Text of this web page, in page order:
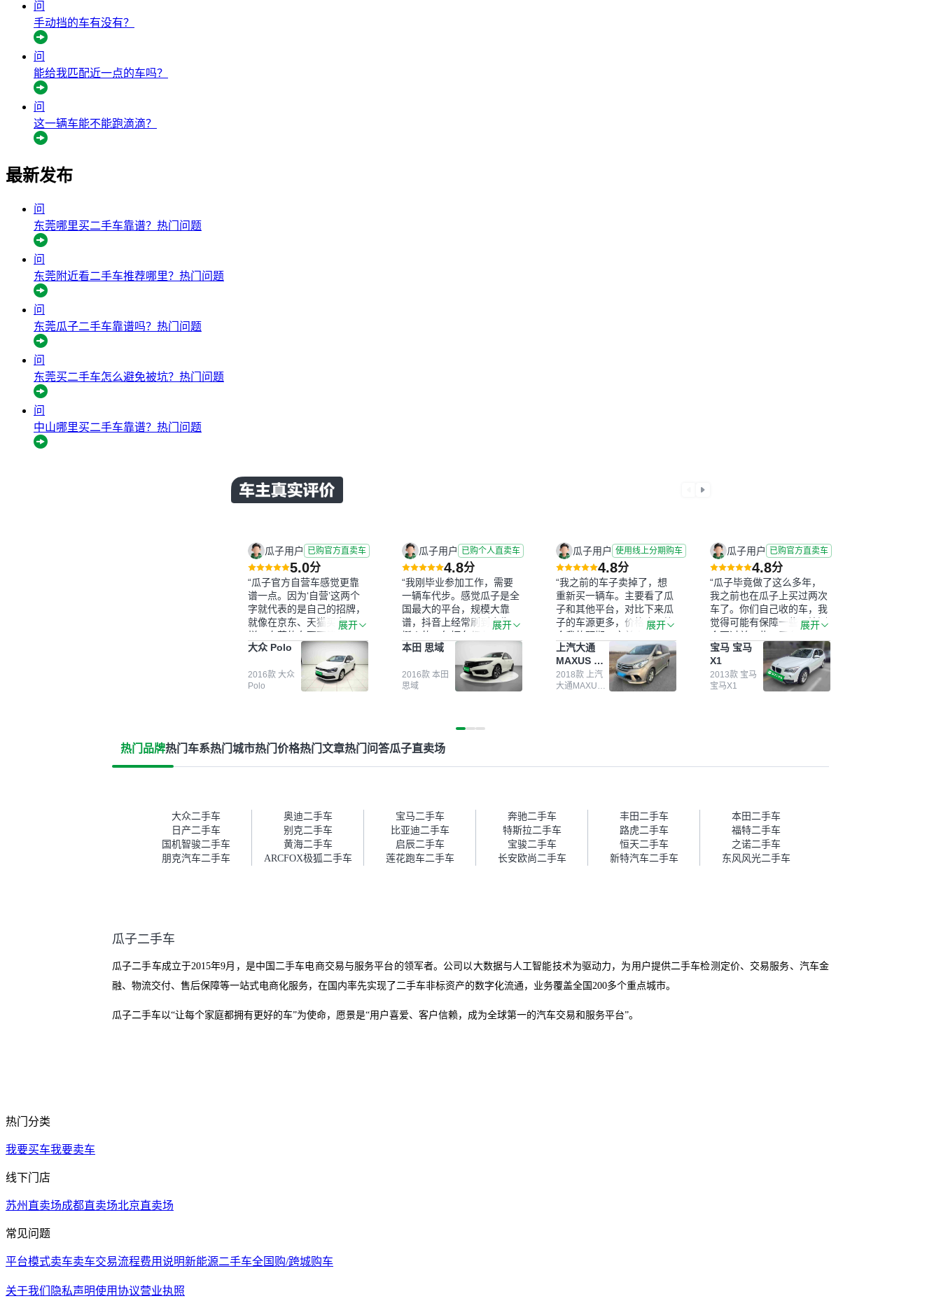
问
手动挡的车有没有？
问
能给我匹配近一点的车吗？
问
这一辆车能不能跑滴滴？
最新发布
问
东莞哪里买二手车靠谱？ 热门问题
问
东莞附近看二手车推荐哪里？ 热门问题
问
东莞瓜子二手车靠谱吗？ 热门问题
问
东莞买二手车怎么避免被坑？ 热门问题
问
中山哪里买二手车靠谱？ 热门问题
瓜子用户 已购官方直卖车
5.0分
“瓜子官方自营车感觉更靠
谱一点。因为‘自营’这两个
字就代表的是自己的招牌，
就像在京东、天猫买东西一
样，自营的东西可能都要好
一点。就是这种刻板印象
吧。一开始买二手车的时
候，我确实有担心过事故
车、泡水车这些问题。瓜子
来的情况。我拿到你们的信
息之后，自己又在线上去做
了一些报告查询（用了其他
报告是符合的，所以这次车
况没问题。购车流程挺快
的，我第一天看车，第二天
你们就约我到店，我第三天
去提的车。去之前我提前跟
期后，他可能直接就下架不
卖了。而自营车你们有最大
的让步权利，还会再跟我协
商，主动权在平台手里。”
展开
大众 Polo
2016款 大众
Polo
瓜子用户 已购个人直卖车
4.8分
“我刚毕业参加工作，需要
一辆车代步。感觉瓜子是全
国最大的平台，规模大靠
谱，抖音上经常刷到广告，
挺火的。每辆车都有检测报
告，这个让我很放心。去外
面买车全凭卖家一张嘴，不
敢买。我买了本田思域，白
色，过户次数少，公里数符
平台，车价贵点也正常，毕
竟有保障。其他平台上很多
车没有第三方检测报告，不
敢买。瓜子有检测有售后，
宜，车况也有检测报告，很
透明。”
展开
本田 思域
2016款 本田
思域
瓜子用户 使用线上分期购车
4.8分
“我之前的车子卖掉了，想
重新买一辆车。主要看了瓜
子和其他平台，对比下来瓜
子的车源更多，价格也更符
合我的预期。之前卖车来过
瓜子，虽然价格没谈成，但
APP一直留着。瓜子毕竟是
大平台，整体印象还好。我
最终买了一台上汽大通，18
线上办不了，这是瓜子最核
对瓜子的信任。能接受瓜子
比线下贵1000-2000元，因
为瓜子有质保，车子出小毛
病维修更有保障。”
展开
上汽大通
MAXUS 大
通G10
2018款 上汽
大通MAXUS
瓜子用户 已购官方直卖车
4.8分
“瓜子毕竟做了这么多年，
我之前也在瓜子上买过两次
车了。你们自己收的车，我
觉得可能有保障一些，检测
会更过关一些。平台自己收
上来再卖的车，应该更可
靠。我买的是宝马X1，主要
看中它的价格和公里数比较
合适。另外，瓜子承诺无火
那么好，剐蹭风险还是挺大
十。个人车源的话，需要我
自己联系卖家，我试着联系
过但没人回我；而自营车我
点了议价，就有销售加我微
信帮我谈价。自营车我讲过
展开
宝马 宝马
X1
2013款 宝马
宝马X1
热门品牌热门车系热门城市热门价格热门文章热门问答瓜子直卖场
大众二手车 奥迪二手车 宝马二手车 奔驰二手车 丰田二手车
本田二手车
日产二手车
别克二手车 比亚迪二手车 特斯拉二手车 路虎二手车
福特二手车
国机智骏二手车
黄海二手车 启辰二手车 宝骏二手车 恒天二手车
之诺二手车
朋克汽车二手车
ARCFOX极狐二手车 莲花跑车二手车 长安欧尚二手车 新特汽车二手车 东风风光二手车
瓜子二手车
瓜子二手车成立于2015年9月，是中国二手车电商交易与服务平台的领军者。公司以大数据与人工智能技术为驱动力，为用户提供二手车检测定价、交易服务、汽车金
融、物流交付、售后保障等一站式电商化服务，在国内率先实现了二手车非标资产的数字化流通，业务覆盖全国200多个重点城市。
瓜子二手车以“让每个家庭都拥有更好的车”为使命，愿景是“用户喜爱、客户信赖，成为全球第一的汽车交易和服务平台”。
热门分类
我要买车我要卖车
线下门店
苏州直卖场成都直卖场北京直卖场
常见问题
平台模式卖车卖车交易流程费用说明新能源二手车全国购/跨城购车
关于我们 隐私声明使用协议营业执照